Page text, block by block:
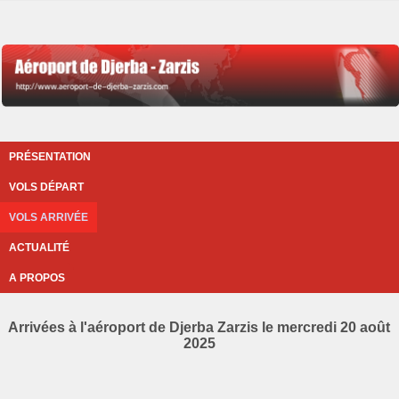
PRÉSENTATION
VOLS DÉPART
VOLS ARRIVÉE
ACTUALITÉ
A PROPOS
Arrivées à l'aéroport de Djerba Zarzis le mercredi 20 août
2025